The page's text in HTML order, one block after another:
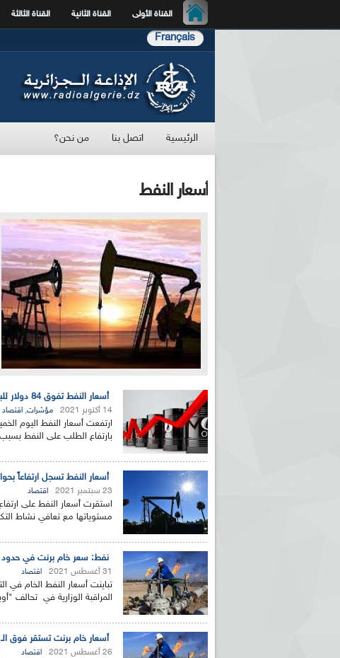
القناة الأولى القناة الثانية القناة الثالثة
Français
الرئيسية اتصل بنا من نحن؟
أسعار النفط
أسعار النفط تفوق 84 دولار للبرميل بسوق لندن
14 أكتوبر 2021 مؤشرات, اقتصاد
ارتفعت أسعار النفط اليوم
بارتفاع الطلب على النفط
أسعار النفط تسجل ارتفاعاً بحوالي
23 سبتمبر 2021 اقتصاد
استقرت أسعار النفط على
‏مستوياتها مع تعافي نشاط
نفط: سعر خام برنت في حدود 72 دولار للبرميل
31 أغسطس 2021 اقتصاد
تباينت أسعار النفط الخام في
المراقبة الوزارية في تحالف
أسعار خام برنت تستقر فوق الـ 71 دولارا للبرميل
26 أغسطس 2021 اقتصاد